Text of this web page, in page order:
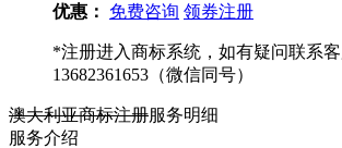
优惠： 免费咨询 领券注册
*注册进入商标系统，如有疑问联系客
13682361653（微信同号）
澳大利亚商标注册服务明细
服务介绍